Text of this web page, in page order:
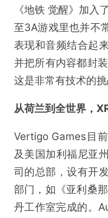
《地铁 觉醒》加入
至3A游戏里也并不
表现和音频结合起
并把所有内容都封
这是非常有技术的挑
从荷兰到全世界，
Vertigo Games目
及美国加利福尼亚
司的总部，设有开
部门，如《亚利桑
丹工作室完成的。